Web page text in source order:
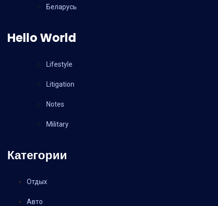
Беларусь
Hello World
Lifestyle
Litigation
Notes
Military
Категории
Отдых
Авто